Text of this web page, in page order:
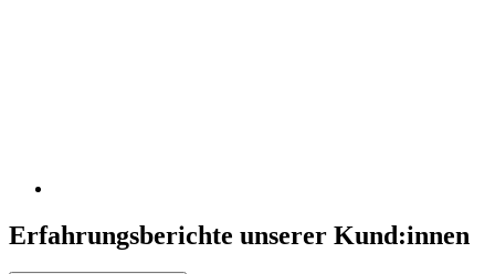
Erfahrungsberichte unserer Kund:innen